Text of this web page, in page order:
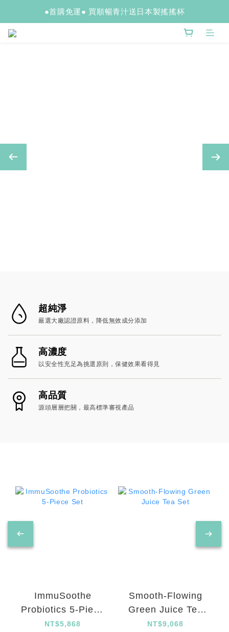
●首購免運● 買順暢青汁送日本製搖搖杯
超純淨
嚴選大廠認證原料，降低無效成分添加
高濃度
以安全性充足為挑選原則，保健效果看得見
高品質
源頭層層把關，最高標準審視產品
ImmuSoothe
Probiotics 5-Piece
Set
NT$5,868
Smooth-Flowing
Green Juice Tea
Set
NT$9,068